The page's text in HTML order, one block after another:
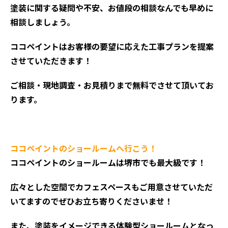
塗装に関する疑問や不安、お値段の相談なんでも早めに
相談しましょう。
ココペイントはお客様の要望に応えた工事プランを提案
させていただきます！
ご相談・現地調査・お見積りまで無料でさせて頂いてお
ります。
ココペイントのショールームへ行こう！
ココペイントのショールームは堺市でも最大級です！
広々とした空間でカフェスペースもご用意させていただ
いてますのでぜひお立ち寄りくださいませ！